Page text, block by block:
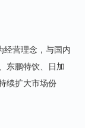
经营理念，与国内
东鹏特饮、日加
续扩大市场份